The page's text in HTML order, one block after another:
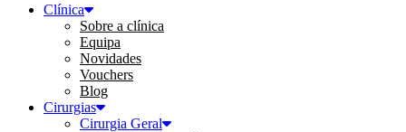
Clínica
Sobre a clínica
Equipa
Novidades
Vouchers
Blog
Cirurgias
Cirurgia Geral